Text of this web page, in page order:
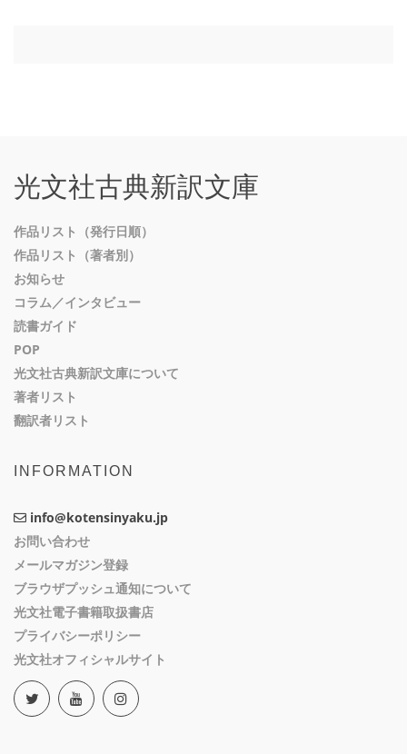
光文社古典新訳文庫
作品リスト（発行日順）
作品リスト（著者別）
お知らせ
コラム／インタビュー
読書ガイド
POP
光文社古典新訳文庫について
著者リスト
翻訳者リスト
INFORMATION
info@kotensinyaku.jp
お問い合わせ
メールマガジン登録
ブラウザプッシュ通知について
光文社電子書籍取扱書店
プライバシーポリシー
光文社オフィシャルサイト